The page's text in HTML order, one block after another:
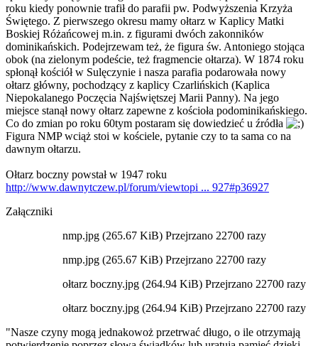
roku kiedy ponownie trafił do parafii pw. Podwyższenia Krzyża
Świętego. Z pierwszego okresu mamy ołtarz w Kaplicy Matki
Boskiej Różańcowej m.in. z figurami dwóch zakonników
dominikańskich. Podejrzewam też, że figura św. Antoniego stojąca
obok (na zielonym podeście, też fragmencie ołtarza). W 1874 roku
spłonął kościół w Sulęczynie i nasza parafia podarowała nowy
ołtarz główny, pochodzący z kaplicy Czarlińskich (Kaplica
Niepokalanego Poczęcia Najświętszej Marii Panny). Na jego
miejsce stanął nowy ołtarz zapewne z kościoła podominikańskiego.
Co do zmian po roku 60tym postaram się dowiedzieć u źródła
Figura NMP wciąż stoi w kościele, pytanie czy to ta sama co na
dawnym ołtarzu.
Ołtarz boczny powstał w 1947 roku
http://www.dawnytczew.pl/forum/viewtopi ... 927#p36927
Załączniki
nmp.jpg (265.67 KiB) Przejrzano 22700 razy
nmp.jpg (265.67 KiB) Przejrzano 22700 razy
ołtarz boczny.jpg (264.94 KiB) Przejrzano 22700 razy
ołtarz boczny.jpg (264.94 KiB) Przejrzano 22700 razy
"Nasze czyny mogą jednakowoż przetrwać długo, o ile otrzymają